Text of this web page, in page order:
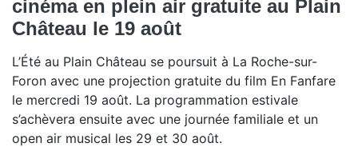
cinéma en plein air gratuite au Plain
Château le 19 août
L’Été au Plain Château se poursuit à La Roche-sur-
Foron avec une projection gratuite du film En Fanfare
le mercredi 19 août. La programmation estivale
s’achèvera ensuite avec une journée familiale et un
open air musical les 29 et 30 août.